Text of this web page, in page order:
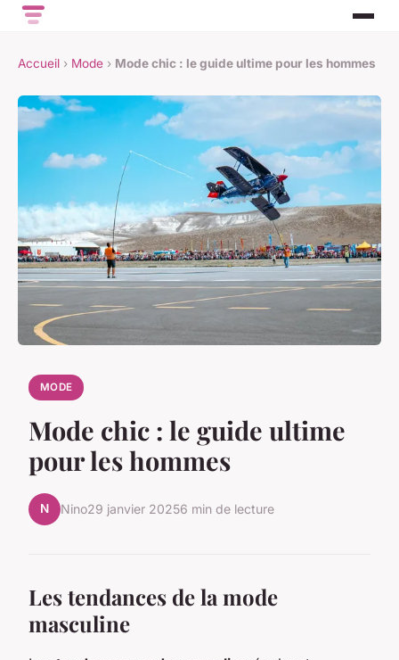
Accueil › Mode › Mode chic : le guide ultime pour les hommes
MODE
Mode chic : le guide ultime
pour les hommes
N Nino29 janvier 20256 min de lecture
Les tendances de la mode
masculine